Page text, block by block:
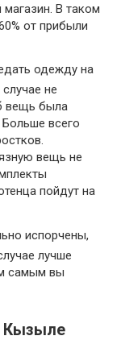
В таком
от прибыли
одежду на
не
вещь была
всего
вещь не
пойдут на
испорчены,
лучше
самым вы
Кызыле